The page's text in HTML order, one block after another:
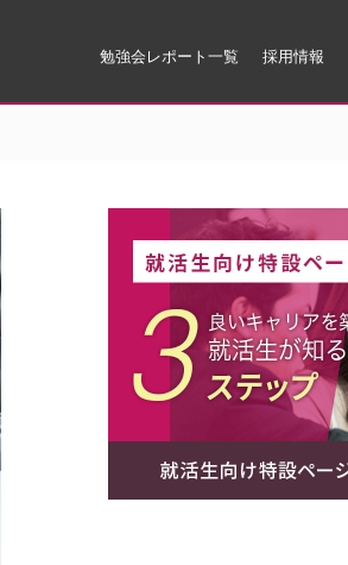
勉強会レポート一覧 採用情報